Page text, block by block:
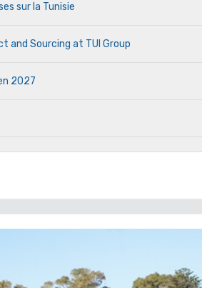
sur la Tunisie
and Sourcing at TUI Group
2027